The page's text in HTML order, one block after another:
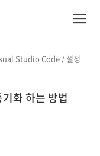
Studio Code / 설정
화 하는 방법